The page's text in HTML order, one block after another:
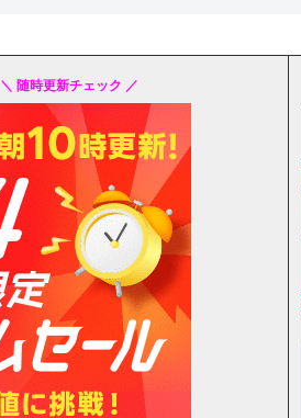
＼ 随時更新チェック ／